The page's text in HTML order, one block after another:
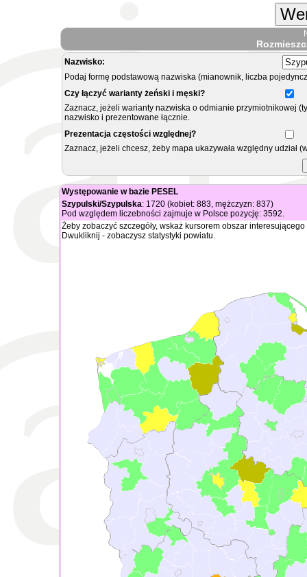
Nazwisko:
Podaj formę podstawową nazwiska (mianownik, liczba
Czy łączyć warianty żeński i męski?
Zaznacz, jeżeli warianty nazwiska o odmianie przymiotnikowej
nazwisko i prezentowane łącznie.
Prezentacja częstości względnej?
Zaznacz, jeżeli chcesz, żeby mapa ukazywała względny
Występowanie w bazie PESEL
Szypulski/Szypulska: 1720 (kobiet: 883, mężczyzn: 837)
Pod względem liczebności zajmuje w Polsce pozycję: 3592.
Żeby zobaczyć szczegóły, wskaż kursorem obszar
Dwukliknij - zobaczysz statystyki powiatu.